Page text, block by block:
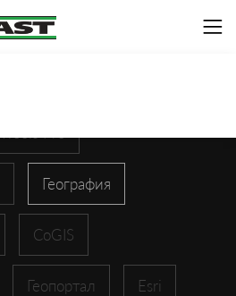
География
CoGIS
Геопортал Esri